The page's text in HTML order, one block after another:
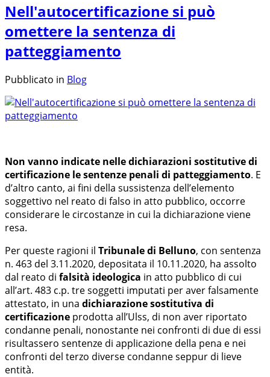
Nell'autocertificazione si può
omettere la sentenza di
patteggiamento
Pubblicato in Blog
Non vanno indicate nelle dichiarazioni sostitutive di
certificazione le sentenze penali di patteggiamento. E
d’altro canto, ai fini della sussistenza dell’elemento
soggettivo nel reato di falso in atto pubblico, occorre
considerare le circostanze in cui la dichiarazione viene
resa.
Per queste ragioni il Tribunale di Belluno, con sentenza
n. 463 del 3.11.2020, depositata il 10.11.2020, ha assolto
dal reato di falsità ideologica in atto pubblico di cui
all’art. 483 c.p. tre soggetti imputati per aver falsamente
attestato, in una dichiarazione sostitutiva di
certificazione prodotta all’Ulss, di non aver riportato
condanne penali, nonostante nei confronti di due di essi
risultassero sentenze di applicazione della pena e nei
confronti del terzo diverse condanne seppur di lieve
entità.